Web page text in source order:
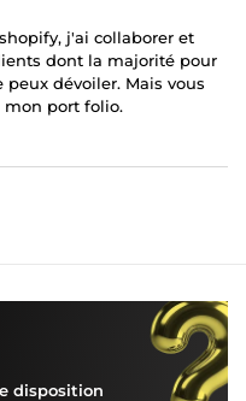
j'ai collaborer et
dont la majorité pour
dévoiler. Mais vous
mon port folio.
disposition